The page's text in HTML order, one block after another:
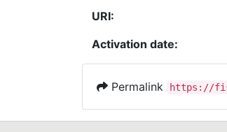
URI:
Activation date:
Permalink https://